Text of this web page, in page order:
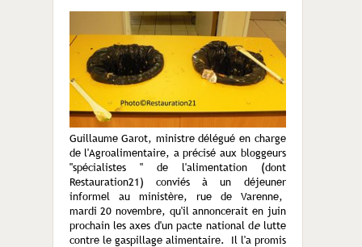
Guillaume Garot, ministre délégué en charge
de l'Agroalimentaire, a précisé aux bloggeurs
"spécialistes " de l'alimentation (dont
Restauration21) conviés à un déjeuner
informel au ministère, rue de Varenne,
mardi 20 novembre, qu'il annoncerait en juin
prochain les axes d'un pacte national de lutte
contre le gaspillage alimentaire. Il l'a promis